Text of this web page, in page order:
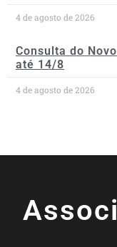
4 de agosto de 2026
Consulta do
até 14/8
4 de agosto de 2026